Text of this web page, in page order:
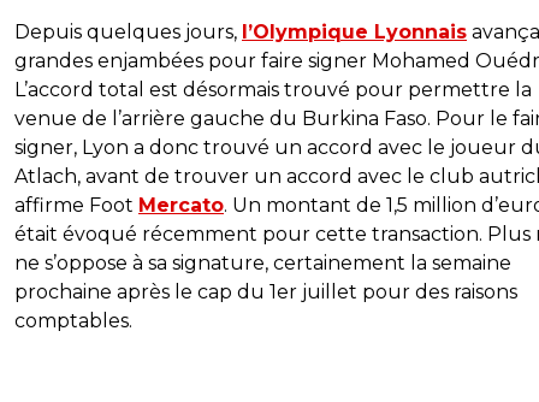
Depuis quelques jours, l’Olympique Lyonnais
grandes enjambées pour faire signer Mohamed
L’accord total est désormais trouvé pour permettre la
venue de l’arrière gauche du Burkina Faso. Pour le
signer, Lyon a donc trouvé un accord avec le joueur
Atlach, avant de trouver un accord avec le club
affirme Foot Mercato. Un montant de 1,5 million
était évoqué récemment pour cette transaction. Plus
ne s’oppose à sa signature, certainement la semaine
prochaine après le cap du 1er juillet pour des raisons
comptables.